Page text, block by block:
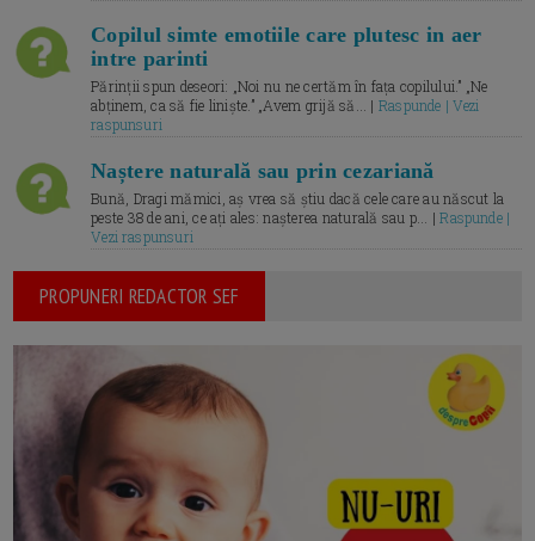
Copilul simte emotiile care plutesc in aer
intre parinti
Părinții spun deseori: „Noi nu ne certăm în fața copilului.” „Ne
abținem, ca să fie liniște.” „Avem grijă să... | Raspunde | Vezi
raspunsuri
Naștere naturală sau prin cezariană
Bună, Dragi mămici, aș vrea să știu dacă cele care au născut la
peste 38 de ani, ce ați ales: nașterea naturală sau p... |Raspunde |
Vezi raspunsuri
PROPUNERI REDACTOR SEF